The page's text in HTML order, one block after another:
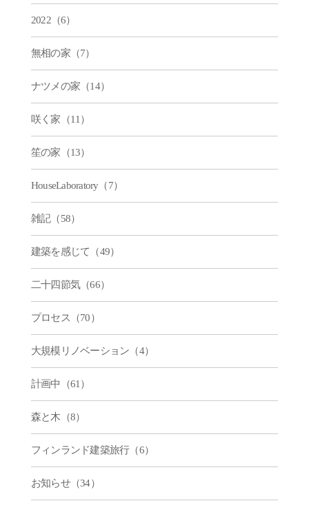
2022（6）
無相の家（7）
ナツメの家（14）
咲く家（11）
笙の家（13）
HouseLaboratory（7）
雑記（58）
建築を感じて（49）
二十四節気（66）
プロセス（70）
大規模リノベーション（4）
計画中（61）
森と木（8）
フィンランド建築旅行（6）
お知らせ（34）